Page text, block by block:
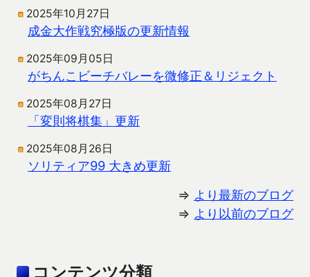
2025年10月27日
成金大作戦究極版の更新情報
2025年09月05日
がちんこビーチバレーを微修正＆リジェクト
2025年08月27日
「変則将棋集」更新
2025年08月26日
ソリティア99 大きめ更新
⇒ より最新のブログ
⇒ より以前のブログ
コンテンツ分類